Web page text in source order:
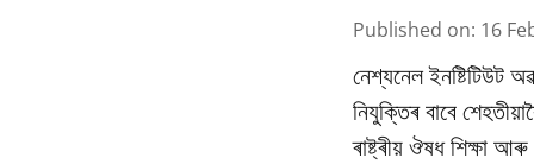
Published on: 16
নেশ্যনেল ইনষ্টিটিউট
নিযুক্তিৰ বাবে
ৰাষ্ট্ৰীয় ঔষধ শিক্ষা